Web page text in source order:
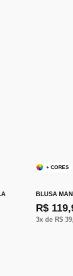
+ CORES
BLUSA
R$
3x de R$